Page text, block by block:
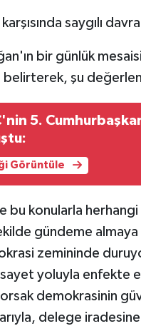
saygılı
bir günlük
belirterek, şu
5.
Görüntüle
bu konularla
gündeme
zemininde
yoluyla enfekte
demokrasinin
delege